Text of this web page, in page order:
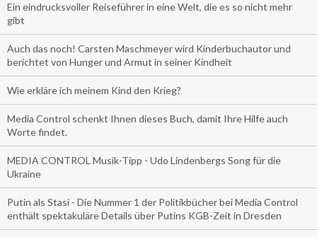
Ein eindrucksvoller Reiseführer in eine Welt, die es so nicht mehr
gibt
Auch das noch! Carsten Maschmeyer wird Kinderbuchautor und
berichtet von Hunger und Armut in seiner Kindheit
Wie erkläre ich meinem Kind den Krieg?
Media Control schenkt Ihnen dieses Buch, damit Ihre Hilfe auch
Worte findet.
MEDIA CONTROL Musik-Tipp - Udo Lindenbergs Song für die
Ukraine
Putin als Stasi - Die Nummer 1 der Politikbücher bei Media Control
enthält spektakuläre Details über Putins KGB-Zeit in Dresden